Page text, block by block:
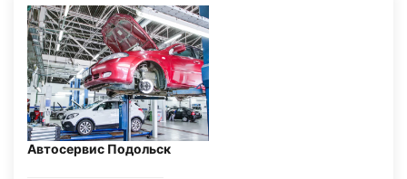
Автосервис Подольск